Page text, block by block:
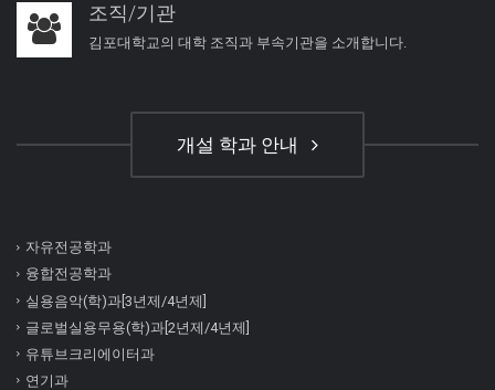
조직/기관
김포대학교의 대학 조직과 부속기관을 소개합니다.
개설 학과 안내
자유전공학과
융합전공학과
실용음악(학)과[3년제/4년제]
글로벌실용무용(학)과[2년제/4년제]
유튜브크리에이터과
연기과